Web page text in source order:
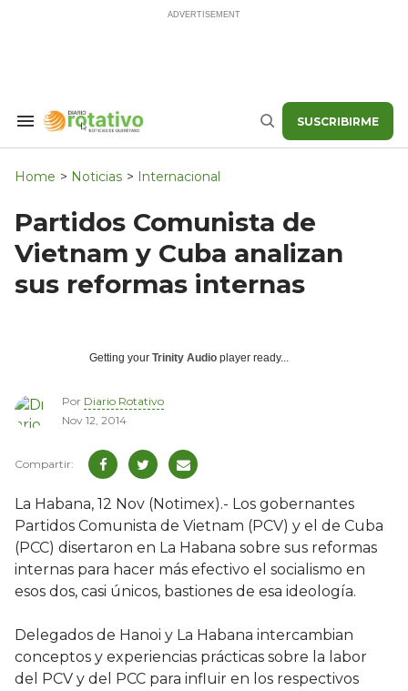
Search
Navigation
Buscar SUSCRIBIRME
Home > Noticias > Internacional
Partidos Comunista de
Vietnam y Cuba analizan
sus reformas internas
Getting your Trinity Audio player ready...
Por Diario Rotativo
Nov 12, 2014
La Habana, 12 Nov (Notimex).- Los gobernantes
Partidos Comunista de Vietnam (PCV) y el de Cuba
(PCC) disertaron en La Habana sobre sus reformas
internas para hacer más efectivo el socialismo en
esos dos, casi únicos, bastiones de esa ideología.
Delegados de Hanoi y La Habana intercambian
conceptos y experiencias prácticas sobre la labor
del PCV y del PCC para influir en los respectivos